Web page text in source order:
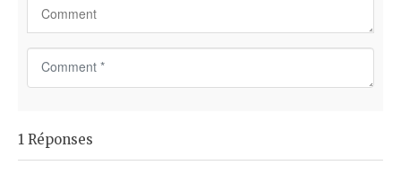
e
n
1 Réponses